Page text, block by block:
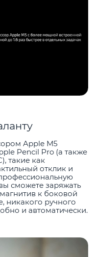
Apple M5
Pencil Pro (а также
такие как
отклик и
сможете заряжать
к боковой
никакого ручного
и автоматически.